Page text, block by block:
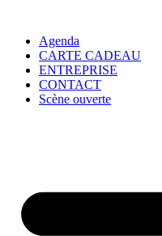
Agenda
CARTE CADEAU
ENTREPRISE
CONTACT
Scène ouverte